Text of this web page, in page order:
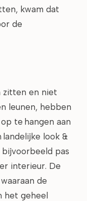
kwam dat
de
zitten en niet
leunen, hebben
te hangen aan
landelijke look &
bijvoorbeeld pas
interieur. De
de
het geheel